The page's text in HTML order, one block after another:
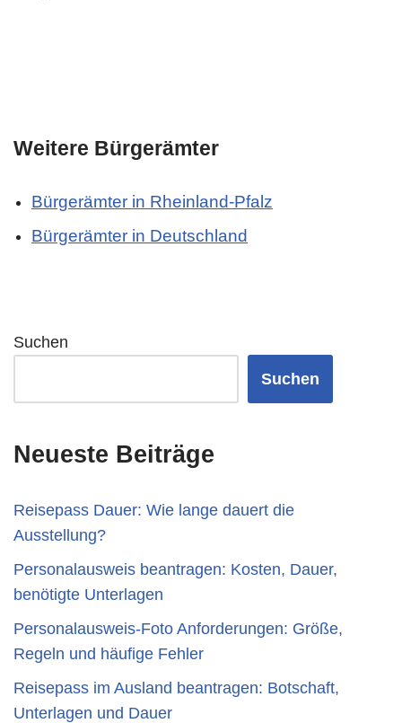
Weitere Bürgerämter
Bürgerämter in Rheinland-Pfalz
Bürgerämter in Deutschland
Suchen
Suchen
Neueste Beiträge
Reisepass Dauer: Wie lange dauert die
Ausstellung?
Personalausweis beantragen: Kosten, Dauer,
benötigte Unterlagen
Personalausweis-Foto Anforderungen: Größe,
Regeln und häufige Fehler
Reisepass im Ausland beantragen: Botschaft,
Unterlagen und Dauer